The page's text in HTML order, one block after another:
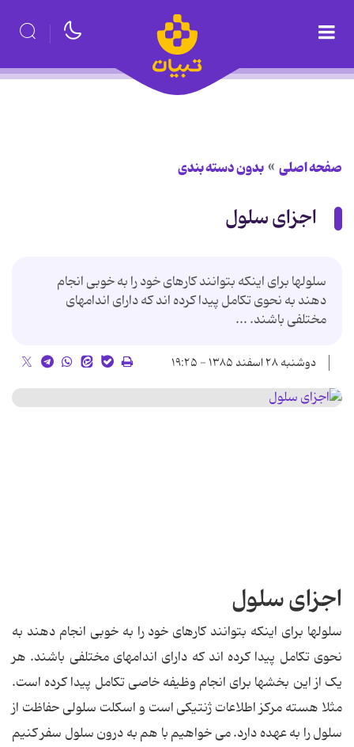
صفحه اصلی بدون دسته بندی
اجزای سلول
سلولها برای اینکه بتوانند کارهای خود را به خوبی انجام
دهند به نحوی تکامل پیدا کرده اند که دارای اندامهای
مختلفی باشند. ...
دوشنبه ۲۸ اسفند ۱۳۸۵ - ۱۹:۲۵
اجزای سلول
سلولها برای اینکه بتوانند کارهای خود را به خوبی انجام دهند به
نحوی تکامل پیدا کرده اند که دارای اندامهای مختلفی باشند. هر
یک از این بخشها برای انجام وظیفه خاصی تکامل پیدا کرده است.
مثلا هسته مرکز اطلاعات ژنتیکی است و اسکلت سلولی حفاظت از
سلول را به عهده دارد. می خواهیم با هم به درون سلول سفر کنیم